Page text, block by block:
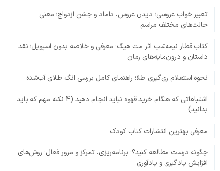
تعبیر خواب عروسی؛ دیدن عروس، داماد و جشن ازدواج؛ معنی
حالت‌های مختلف مراسم
کتاب قطار نیمه‌شب اثر مت هیگ؛ معرفی و خلاصه بدون اسپویل؛ نقد
داستان و درون‌مایه‌های رمان
نحوه استعلام ری‌گیری طلا؛ راهنمای کامل بررسی انگ طلای آب‌شده
اشتباهاتی که هنگام خرید قهوه نباید انجام دهید (4 نکته مهم که باید
بدانید)
معرفی بهترین انتشارات کتاب کودک
چگونه درست مطالعه کنید؟؛ برنامه‌ریزی، تمرکز و مرور فعال؛ روش‌های
افزایش یادگیری و یادآوری